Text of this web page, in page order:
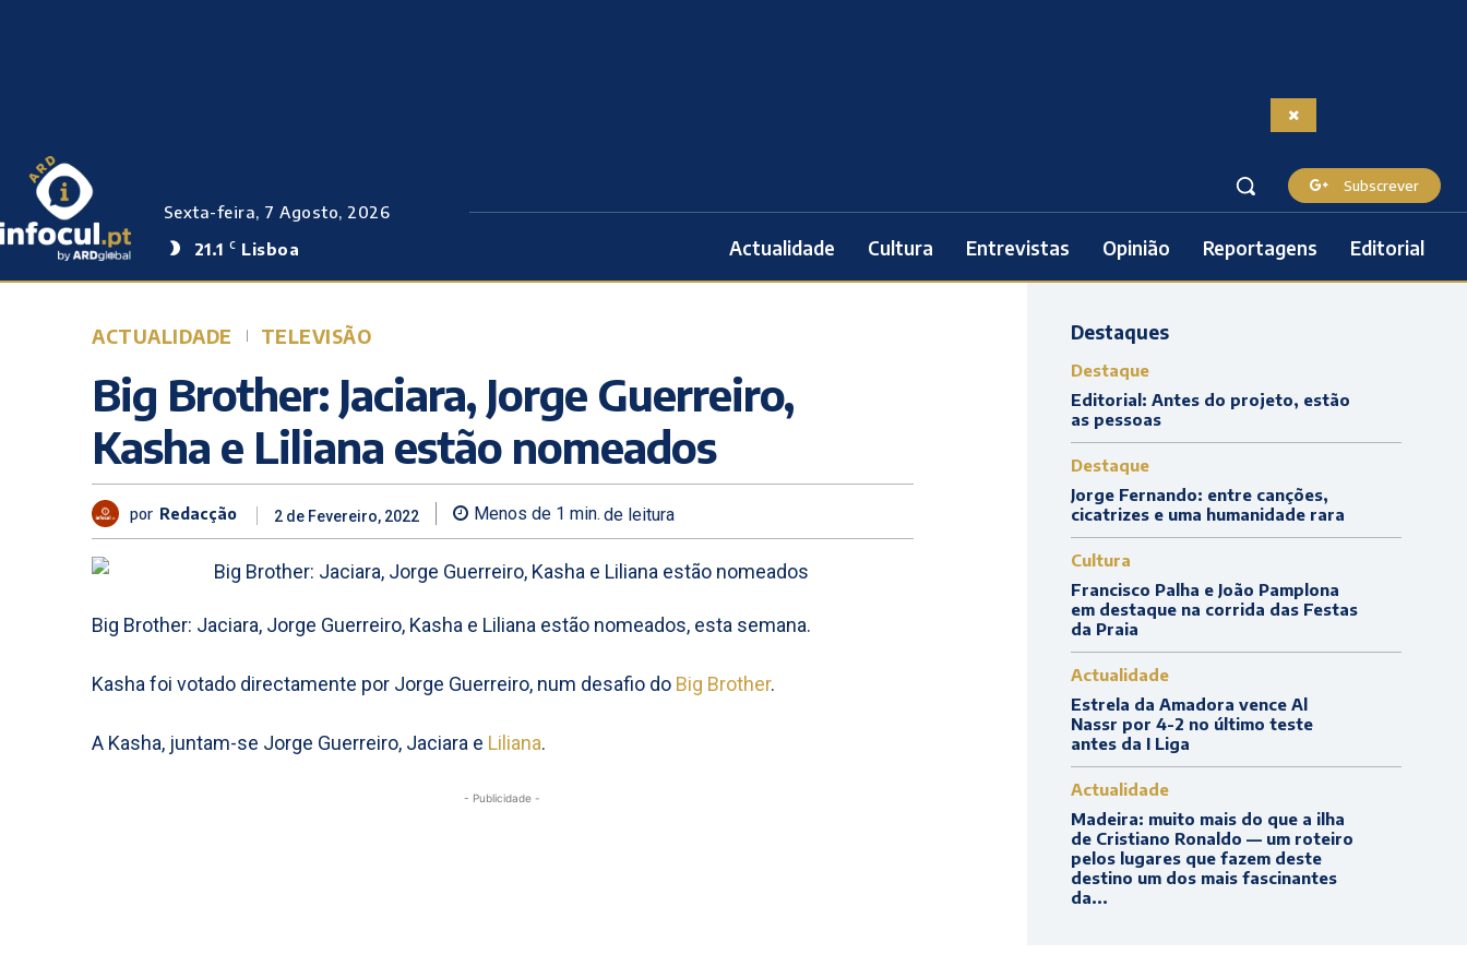
Sexta-feira, 7 Agosto, 2026
21.1 C Lisboa
Subscrever
Actualidade Cultura Entrevistas Opinião Reportagens Editorial
ACTUALIDADE TELEVISÃO
Big Brother: Jaciara, Jorge Guerreiro,
Kasha e Liliana estão nomeados
por Redacção 2 de Fevereiro, 2022 Menos de 1 min. de leitura
Big Brother: Jaciara, Jorge Guerreiro, Kasha e Liliana estão nomeados, esta semana.
Kasha foi votado directamente por Jorge Guerreiro, num desafio do Big Brother.
A Kasha, juntam-se Jorge Guerreiro, Jaciara e Liliana.
- Publicidade -
Destaques
Destaque
Editorial: Antes do projeto, estão
as pessoas
Destaque
Jorge Fernando: entre canções,
cicatrizes e uma humanidade rara
Cultura
Francisco Palha e João Pamplona
em destaque na corrida das Festas
da Praia
Actualidade
Estrela da Amadora vence Al
Nassr por 4-2 no último teste
antes da I Liga
Actualidade
Madeira: muito mais do que a ilha
de Cristiano Ronaldo — um roteiro
pelos lugares que fazem deste
destino um dos mais fascinantes
da...